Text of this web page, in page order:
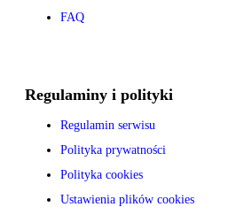
FAQ
Regulaminy i polityki
Regulamin serwisu
Polityka prywatności
Polityka cookies
Ustawienia plików cookies